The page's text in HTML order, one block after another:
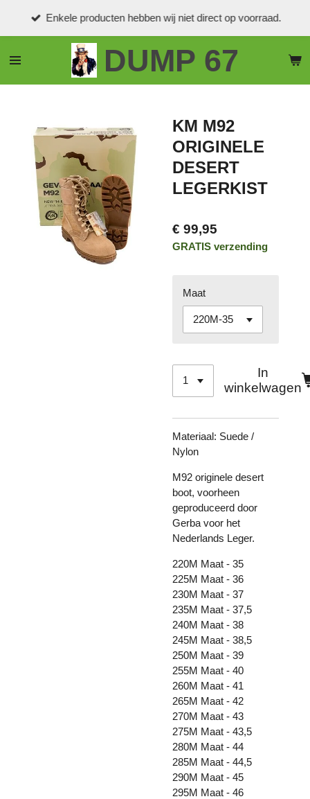
de
DUMP 67
Enkele producten hebben wij niet direct op voorraad.
KM M92
ORIGINELE
DESERT
LEGERKIST
€ 99,95
GRATIS verzending
Maat
In
winkelwagen
Materiaal: Suede /
Nylon
M92 originele desert
boot, voorheen
geproduceerd door
Gerba voor het
Nederlands Leger.
220M Maat - 35
225M Maat - 36
230M Maat - 37
235M Maat - 37,5
240M Maat - 38
245M Maat - 38,5
250M Maat - 39
255M Maat - 40
260M Maat - 41
265M Maat - 42
270M Maat - 43
275M Maat - 43,5
280M Maat - 44
285M Maat - 44,5
290M Maat - 45
295M Maat - 46